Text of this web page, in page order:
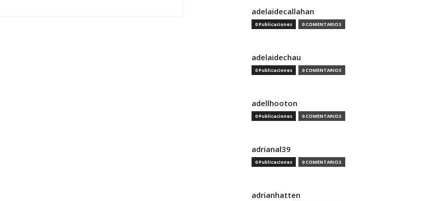
adelaidecallahan
0 Publicaciones 0 COMENTARIOS
adelaidechau
0 Publicaciones 0 COMENTARIOS
adellhooton
0 Publicaciones 0 COMENTARIOS
adrianal39
0 Publicaciones 0 COMENTARIOS
adrianhatten